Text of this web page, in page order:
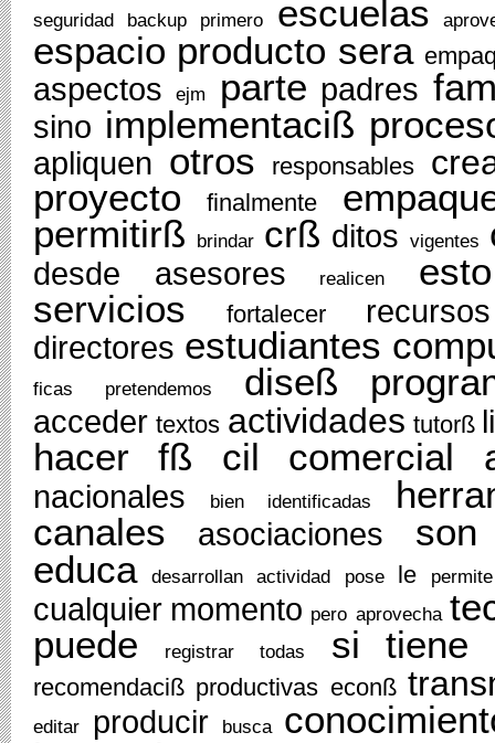
seguridad backup primero escuelas
espacio producto sera
aspectos ejm parte padres
sino implementaciß
apliquen otros responsables
proyecto finalmente
permitirß brindar crß ditos vigentes
desde asesores realicen
esto
servicios
fortalecer
recursos
directores estudiantes
ficas pretendemos diseß
acceder textos actividades tutorß
hacer fß cil comercial
nacionales bien identificadas
canales
asociaciones
son
educa
desarrollan actividad pose le permite
cualquier momento pero aprovecha
puede
registrar todas si tiene
recomendaciß productivas econß
editar producir busca